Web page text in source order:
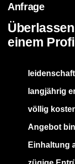
Anfrage
einem
langjährig
völlig
Angebot
Einhaltung